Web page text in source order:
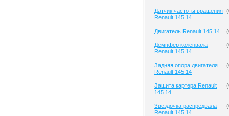
Датчик частоты вращения
Renault 145.14
(
Двигатель Renault 145.14 (
Демпфер коленвала
Renault 145.14
(
Задняя опора двигателя
Renault 145.14
(
Защита картера Renault
145.14
(
Звездочка распредвала
Renault 145.14
(